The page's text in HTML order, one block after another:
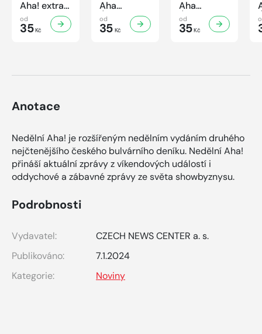
Aha! extra
č.3/2026
Úsporná
od
35Kč
Aha
Úsporná
kuchařka -
od
35Kč
Aha
Úsporná
kuchařka
od
35Kč
Anotace
Nedělní Aha! je rozšířeným nedělním vydáním druhého
nejčtenějšího českého bulvárního deníku. Nedělní Aha!
přináší aktuální zprávy z víkendových událostí i
oddychové a zábavné zprávy ze světa showbyznysu.
Podrobnosti
Vydavatel:
CZECH NEWS CENTER a. s.
Publikováno:
7.1.2024
Kategorie:
Noviny